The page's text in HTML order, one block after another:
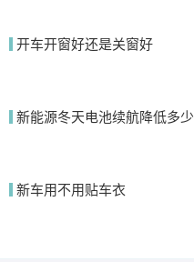
开车开窗好还是关窗好
新能源冬天电池续航降低多少
新车用不用贴车衣